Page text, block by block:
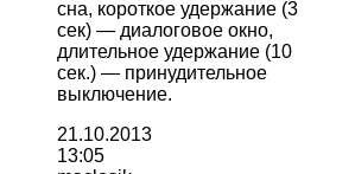
сна, короткое удержание (3
сек) — диалоговое окно,
длительное удержание (10
сек.) — принудительное
выключение.
21.10.2013
13:05